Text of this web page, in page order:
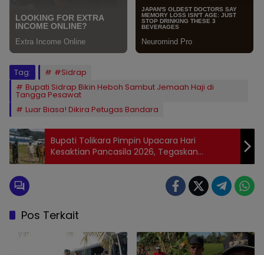
Tag:
#Sidrap
Bupati Sidrap Bikin Heboh Sambut Jemaah Haji di
Tangga Pesawat
Luar Biasa! Dikira Petugas Bandara
Bupati Tolikara Pimpin Upacara Hari
Kesaktian Pancasila 2026, Tegaskan
Semangat Tolikara RAMAH
Pos Terkait